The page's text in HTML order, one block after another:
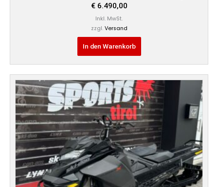
€6.490,00
Inkl. MwSt.
zzgl. Versand
In den Warenkorb